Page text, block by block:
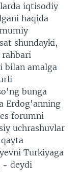
iqtisodiy
haqida
shundayki,
bilan amalga
bunga
Erdog'anning
forumni
uchrashuvlar
Turkiyaga
- deydi